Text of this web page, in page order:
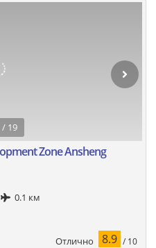
/ 19
Zone Ansheng
0.1 км
Отлично 8.9 / 10